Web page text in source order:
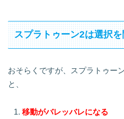
スプラトゥーン2は選択
おそらくですが、スプラトゥー
と、
移動がバレッバレになる